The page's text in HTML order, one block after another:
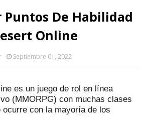
Puntos De Habilidad
Online
Septiembre 01, 2022
es un juego de rol en línea
(MMORPG) con muchas clases
ocurre con la mayoría de los